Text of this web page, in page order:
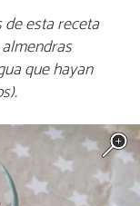
esta receta
que hayan